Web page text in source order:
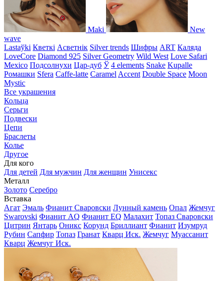
Maki
New
wave
Lastaўki Кветкі Асветнiк Silver trends Шифры ART Каляда
LoveCore Diamond 925 Silver Geometry Wild West Love Safari
Mexico Подсолнухи Цар-дуб Ў 4 elements Snake Kupalle
Ромашки Sfera Caffe-latte Caramel Accent Double Space Moon
Mystic
Все украшения
Кольца
Серьги
Подвески
Цепи
Браслеты
Колье
Другое
Для кого
Для детей Для мужчин Для женщин Унисекс
Металл
Золото Серебро
Вставка
Агат Эмаль Фианит Сваровски Лунный камень Опал Жемчуг
Swarovski Фианит AQ Фианит EQ Малахит Топаз Сваровски
Цитрин Янтарь Оникс Корунд Бриллиант Фианит Изумруд
Рубин Сапфир Топаз Гранат Кварц Иск. Жемчуг Муассанит
Кварц Жемчуг Иск.